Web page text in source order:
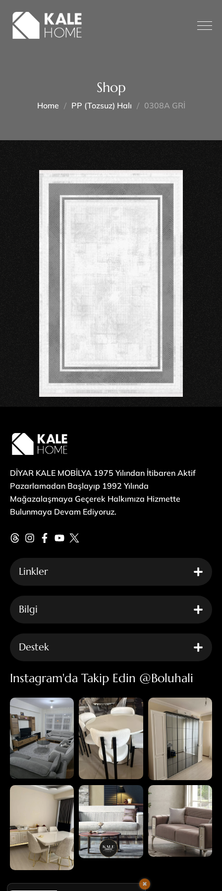
Shop
Home PP (tozsuz) Halı 0308A GRİ
DİYAR KALE MOBİLYA 1975 Yılından İtibaren Aktif
Pazarlamadan Başlayıp 1992 Yılında
Mağazalaşmaya Geçerek Halkımıza Hizmette
Bulunmaya Devam Ediyoruz.
Linkler
Bilgi
Destek
Instagram'da Takip Edin @boluhali